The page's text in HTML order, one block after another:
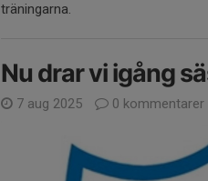
träningarna.
Nu drar vi igång
7 aug 2025 0 kommentarer